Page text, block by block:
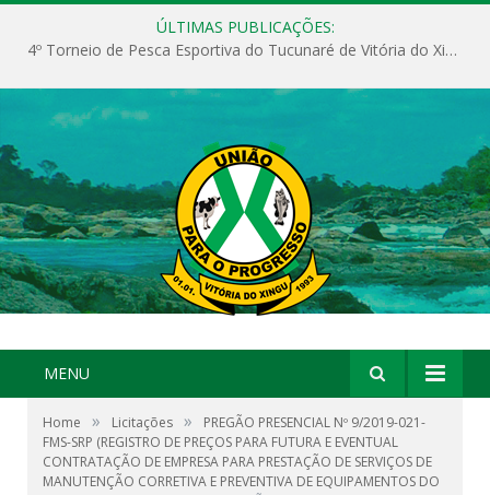
ÚLTIMAS PUBLICAÇÕES:
4º Torneio de Pesca Esportiva do Tucunaré de Vitória do Xingu
MENU
Home » Licitações »
PREGÃO PRESENCIAL Nº 9/2019-021-
FMS-SRP (REGISTRO DE PREÇOS PARA FUTURA E EVENTUAL
CONTRATAÇÃO DE EMPRESA PARA PRESTAÇÃO DE SERVIÇOS DE
MANUTENÇÃO CORRETIVA E PREVENTIVA DE EQUIPAMENTOS DO